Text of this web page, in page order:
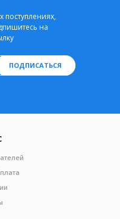
поступлениях,
на
ПОДПИСАТЬСЯ